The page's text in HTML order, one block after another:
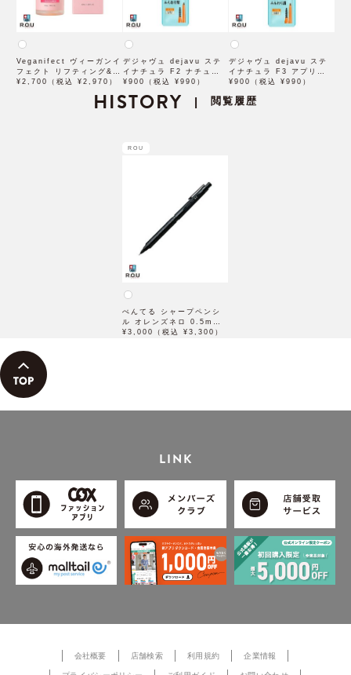
Veganifect ヴィーガンイ
フェクト リフティング&バ
ランシング フィグチェス
¥2,700（税込 ¥2,970）
デジャヴュ dejavu ステ
イナチュラ F2 ナチュラル
ブラウン【アイブロウ】
¥900（税込 ¥990）
デジャヴュ dejavu ステ
イナチュラ F3 アプリコッ
トブラウン【アイブロウ】
¥900（税込 ¥990）
HISTORY | 閲覧履歴
ROU
ぺんてる シャープペンシ
ル オレンズネロ 0.5mm
PP3005-A
¥3,000（税込 ¥3,300）
LINK
会社概要 店舗検索 利用規約 企業情報